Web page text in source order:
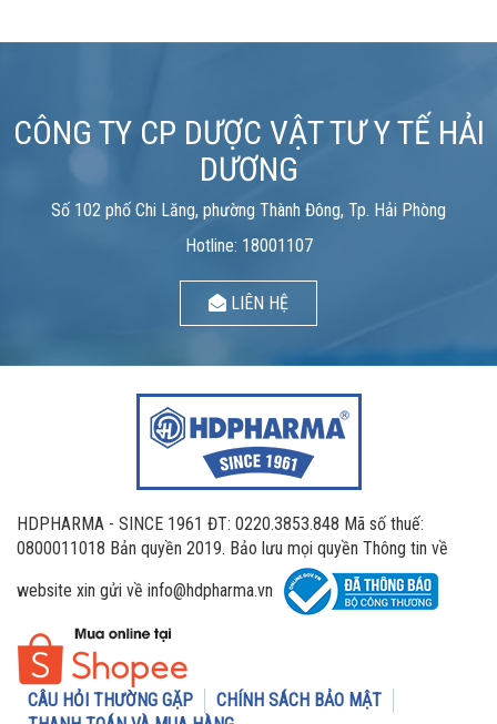
CÔNG TY CP DƯỢC VẬT TƯ Y TẾ HẢI
DƯƠNG
Số 102 phố Chi Lăng, phường Thành Đông, Tp. Hải Phòng
Hotline: 18001107
LIÊN HỆ
HDPHARMA - SINCE 1961 ĐT: 0220.3853.848 Mã số thuế:
0800011018 Bản quyền 2019. Bảo lưu mọi quyền Thông tin về
website xin gửi về info@hdpharma.vn
CÂU HỎI THƯỜNG GẶP
CHÍNH SÁCH BẢO MẬT